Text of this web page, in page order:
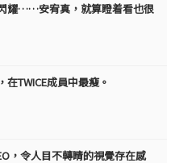
耀……安宥真，就算瞪着看也很
TWICE成員中最瘦。
，令人目不轉睛的視覺存在感